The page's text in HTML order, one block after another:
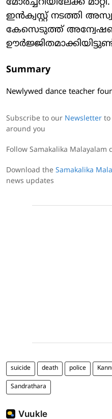
മോര്‍ച്ചറിയിലേക്ക്
ഇൻക്വസ്റ്റ് നടത്തി
കേസെടുത്ത്
Summary
Newlywed dance teacher
Subscribe to our Newsletter to
around you
Follow Samakalika Malayalam
Download the Samakalika
news updates
suicide death police
Sandrathara